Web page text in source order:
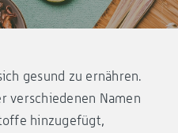
gesund zu ernähren.
verschiedenen Namen
hinzugefügt,